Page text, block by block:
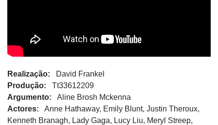
Realização:
David Frankel
Produção:
Tt33612209
Argumento:
Aline Brosh Mckenna
Actores:
Anne Hathaway, Emily Blunt, Justin Theroux,
Kenneth Branagh, Lady Gaga, Lucy Liu, Meryl Streep,